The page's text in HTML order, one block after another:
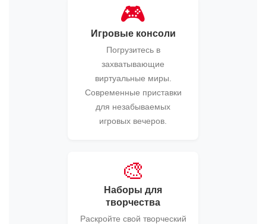
🎮
Игровые консоли
Погрузитесь в
захватывающие
виртуальные миры.
Современные приставки
для незабываемых
игровых вечеров.
🎨
Наборы для
творчества
Раскройте свой творческий